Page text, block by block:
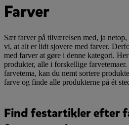
Farver
Sæt farver på tilværelsen med, ja
vi, at alt er lidt sjovere med farver.
med farver at gøre i denne kategori.
produkter, alle i forskellige
farvetema, kan du nemt sortere
farve og finde alle produkterne på ét
Find festartikler efter